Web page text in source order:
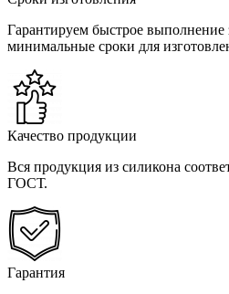
Гарантируем быстрое выполнение
минимальные сроки для
Качество продукции
Вся продукция из силикона
ГОСТ.
Гарантия